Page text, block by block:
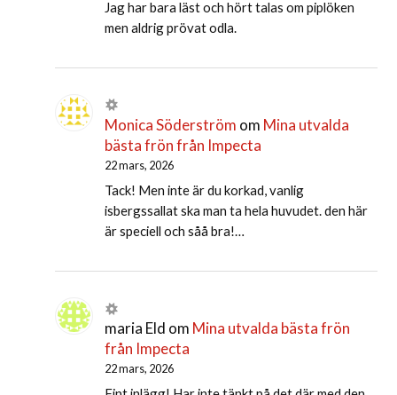
Jag har bara läst och hört talas om piplöken
men aldrig prövat odla.
Monica Söderström om Mina utvalda
bästa frön från Impecta
22 mars, 2026
Tack! Men inte är du korkad, vanlig
isbergssallat ska man ta hela huvudet. den här
är speciell och såå bra!…
maria Eld om Mina utvalda bästa frön
från Impecta
22 mars, 2026